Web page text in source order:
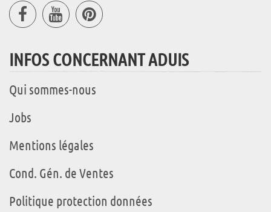
INFOS CONCERNANT ADUIS
Qui sommes-nous
Jobs
Mentions légales
Cond. Gén. de Ventes
Politique protection données